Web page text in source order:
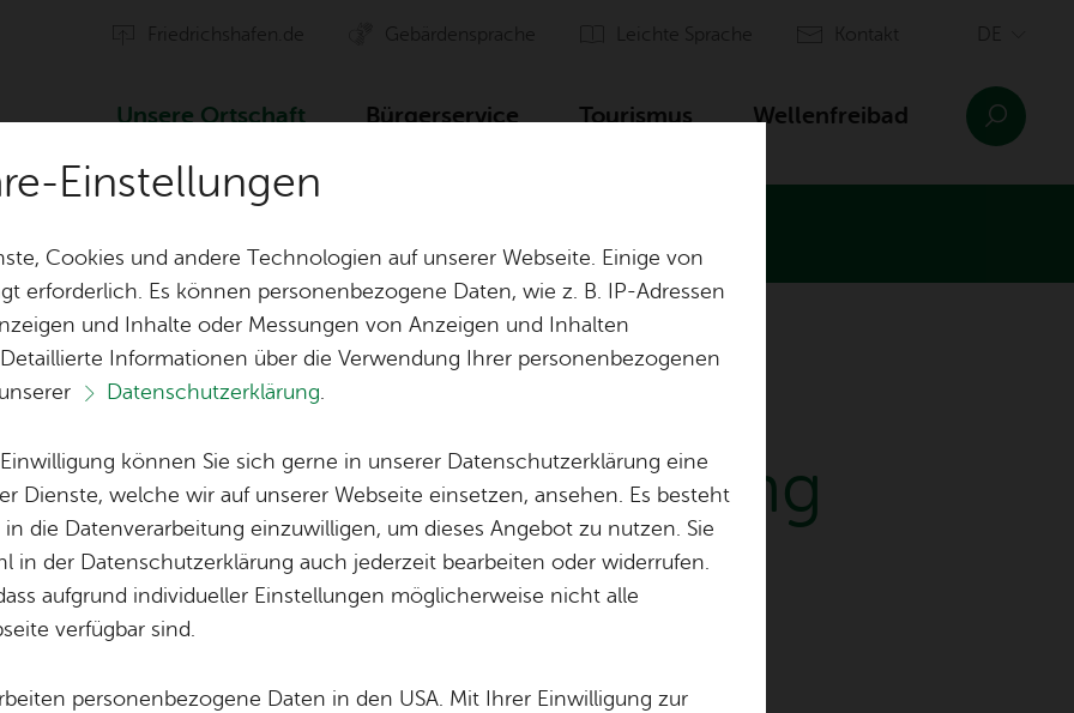
Fried­richs­ha­fen.de Ge­bär­den­spra­che Leich­te Spra­che Kon­takt
Un­se­re Ort­schaft Bür­ger­ser­vice Tou­ris­mus Wel­len­frei­bad
Orts­vor­ste­her & Ort­schafts­rat
Lo­ka­le Agen­da
Ak­ti­on Ge­mein­sinn Ai­lin­gen
Bil­der
Kin­der & Fa­mi­lie
FN 5: 3. Auf­füh­rung
Sams­tag, 14. No­vem­ber 2026, 19:30 Uhr
Einstellungen
Cookies und andere Technologien auf unserer Webseite. Einige von
erforderlich. Es können personenbezogene Daten, wie z. B. IP-Adressen
und Inhalte oder Messungen von Anzeigen und Inhalten
Informationen über die Verwendung Ihrer personenbezogenen
Datenschutzerklärung.
können Sie sich gerne in unserer Datenschutzerklärung eine
Dienste, welche wir auf unserer Webseite einsetzen, ansehen. Es besteht
die Datenverarbeitung einzuwilligen, um dieses Angebot zu nutzen. Sie
in der Datenschutzerklärung auch jederzeit bearbeiten oder widerrufen.
aufgrund individueller Einstellungen möglicherweise nicht alle
verfügbar sind.
personenbezogene Daten in den USA. Mit Ihrer Einwilligung zur